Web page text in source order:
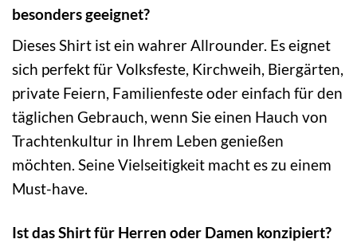
besonders geeignet?
Dieses Shirt ist ein wahrer Allrounder. Es eignet
sich perfekt für Volksfeste, Kirchweih, Biergärten,
private Feiern, Familienfeste oder einfach für den
täglichen Gebrauch, wenn Sie einen Hauch von
Trachtenkultur in Ihrem Leben genießen
möchten. Seine Vielseitigkeit macht es zu einem
Must-have.
Ist das Shirt für Herren oder Damen konzipiert?